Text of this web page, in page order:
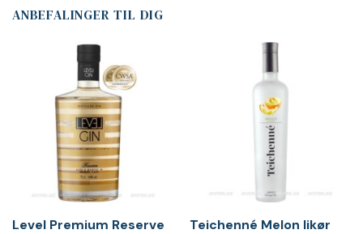
ANBEFALINGER TIL DIG
Level Premium Reserve
Teichenné Melon likør